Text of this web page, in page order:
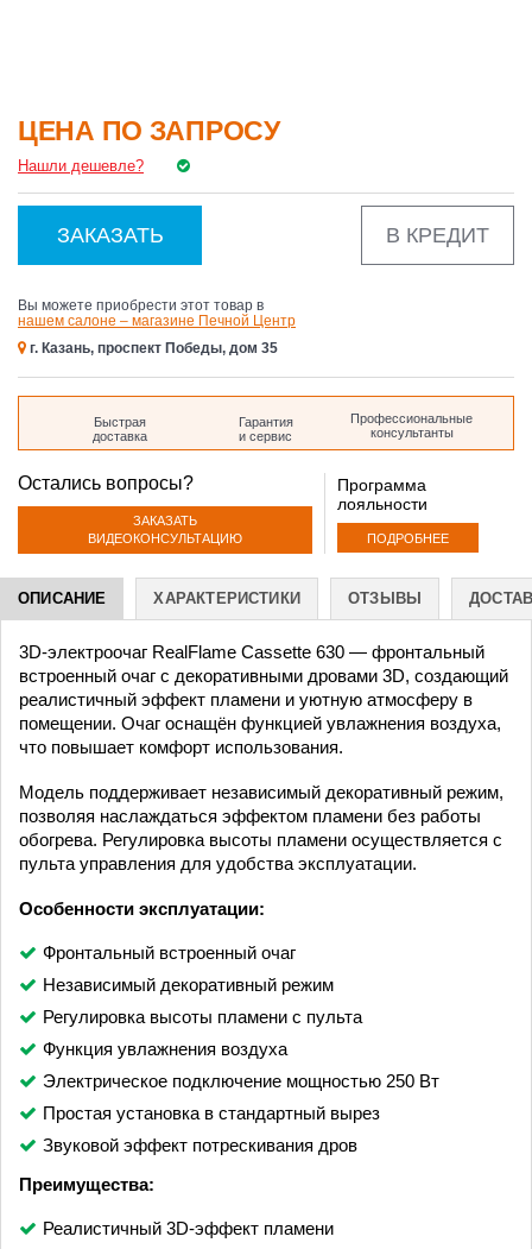
ЦЕНА ПО ЗАПРОСУ
Нашли дешевле?
ЗАКАЗАТЬ В КРЕДИТ
Вы можете приобрести этот товар в
нашем салоне – магазине Печной Центр
г. Казань, проспект Победы, дом 35
Остались вопросы?
ЗАКАЗАТЬ
ВИДЕОКОНСУЛЬТАЦИЮ
Программа
лояльности
ПОДРОБНЕЕ
Быстрая
доставка
Гарантия
и сервис
Профессиональные
консультанты
ОПИСАНИЕ ХАРАКТЕРИСТИКИ ОТЗЫВЫ
3D-электроочаг RealFlame Cassette 630 — фронтальный
встроенный очаг с декоративными дровами 3D, создающий
реалистичный эффект пламени и уютную атмосферу в
помещении. Очаг оснащён функцией увлажнения воздуха,
что повышает комфорт использования.
Модель поддерживает независимый декоративный режим,
позволяя наслаждаться эффектом пламени без работы
обогрева. Регулировка высоты пламени осуществляется с
пульта управления для удобства эксплуатации.
Особенности эксплуатации:
Фронтальный встроенный очаг
Независимый декоративный режим
Регулировка высоты пламени с пульта
Функция увлажнения воздуха
Электрическое подключение мощностью 250 Вт
Простая установка в стандартный вырез
Звуковой эффект потрескивания дров
Преимущества:
Реалистичный 3D-эффект пламени